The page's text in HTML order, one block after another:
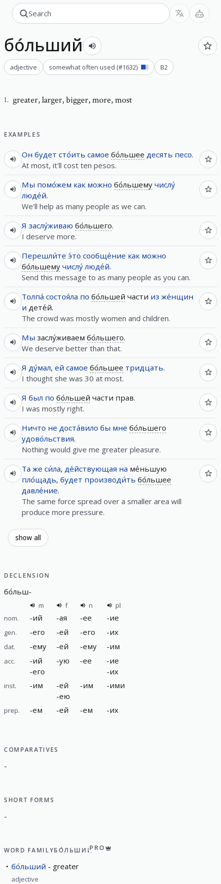
бо́льший
adjective somewhat often used (#1632) B2
1. greater,larger, bigger, more, most
EXAMPLES
Он будет сто́ить самое бо́льшее десять песо.
At most, it'll cost ten pesos.
Мы помо́жем как можно бо́льшему числу́
люде́й.
We'll help as many people as we can.
Я заслу́живаю бо́льшего.
I deserve more.
Перешли́те э́то сообще́ние как можно
бо́льшему числу́ люде́й.
Send this message to as many people as you can.
Толпа́ состоя́ла по бо́льшей части из же́нщин
и дете́й.
The crowd was mostly women and children.
Мы заслу́живаем бо́льшего.
We deserve better than that.
Я ду́мал, ей самое бо́льшее тридцать.
I thought she was 30 at most.
Я был по бо́льшей части прав.
I was mostly right.
Ничто не доста́вило бы мне бо́льшего
удово́льствия.
Nothing would give me greater pleasure.
Та же си́ла, де́йствующая на ме́ньшую
пло́щадь, будет производи́ть бо́льшее
давле́ние.
The same force spread over a smaller area will
produce more pressure.
show all
DECLENSION
бо́льш-
m f n
pl
nom.
-ий -ая -ее -ие
gen. -его -ей -его -их
dat. -ему -ей -ему -им
acc. -ий
-его
-ую -ее -ие
-их
inst. -им -ей
-ею
-им -ими
prep. -ем -ей -ем -их
COMPARATIVES
-
SHORT FORMS
-
WORD FAMILYБО́ЛЬШИЙPRO
бо́льший greater
adjective